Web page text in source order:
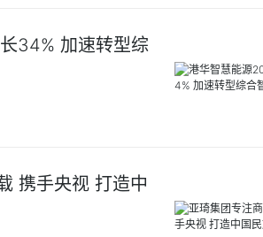
34% 加速转型综
携手央视 打造中